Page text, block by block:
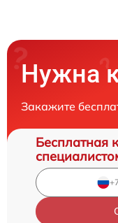
Нужна
Закажите
Бесплатная